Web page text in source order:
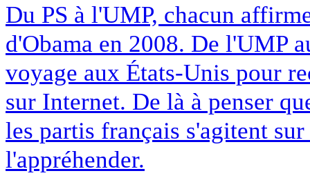
Du PS à l'UMP, chacun
d'Obama en 2008. De l'UMP
voyage aux États-Unis pour
sur Internet. De là à penser
les partis français s'agitent
l'appréhender.